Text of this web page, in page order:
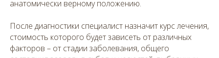
анатомически верному положению.
После диагностики специалист назначит курс лечения,
стоимость которого будет зависеть от различных
факторов – от стадии заболевания, общего